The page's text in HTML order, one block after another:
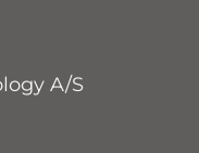
A/S